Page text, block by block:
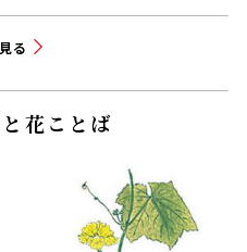
る
花ことば